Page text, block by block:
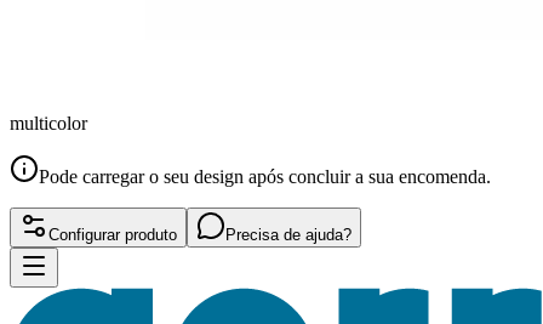
multicolor
Pode carregar o seu design após concluir a sua encomenda.
Configurar produto Precisa de ajuda?